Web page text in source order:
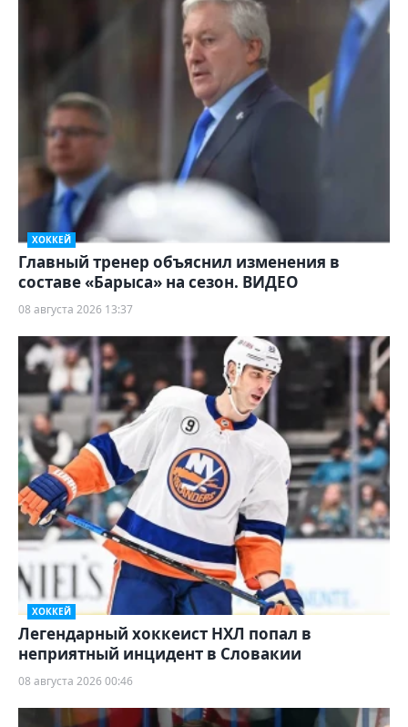
ХОККЕЙ
Главный тренер объяснил изменения в
составе «Барыса» на сезон. ВИДЕО
08 августа 2026 13:37
ХОККЕЙ
Легендарный хоккеист НХЛ попал в
неприятный инцидент в Словакии
08 августа 2026 00:46